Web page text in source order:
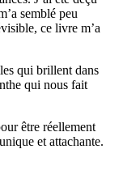
semblé peu
ce livre m’a
qui brillent dans
qui nous fait
être réellement
et attachante.